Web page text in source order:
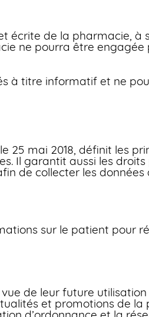
écrite de la pharmacie, à
ne pourra être engagée
à titre informatif et ne
25 mai 2018, définit les
Il garantit aussi les droits
de collecter les données
sur le patient pour
de leur future
et promotions de